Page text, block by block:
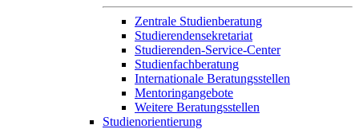
Zentrale Studienberatung
Studierendensekretariat
Studierenden-Service-Center
Studienfachberatung
Internationale Beratungsstellen
Mentoringangebote
Weitere Beratungsstellen
Studienorientierung